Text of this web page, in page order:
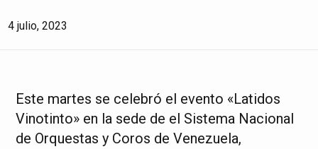
4 julio, 2023
Este martes se celebró el evento «Latidos
Vinotinto» en la sede de el Sistema Nacional
de Orquestas y Coros de Venezuela,